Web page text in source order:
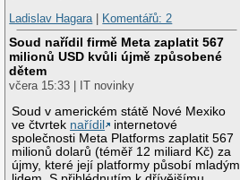
Ladislav Hagara| Komentářů: 2
Soud nařídil firmě Meta zaplatit 567
milionů USD kvůli újmě způsobené
dětem
včera 15:33 | IT novinky
Soud v americkém státě Nové Mexiko
ve čtvrtek nařídil
internetové
společnosti Meta Platforms zaplatit 567
milionů dolarů (téměř 12 miliard Kč) za
újmy, které její platformy působí mladým